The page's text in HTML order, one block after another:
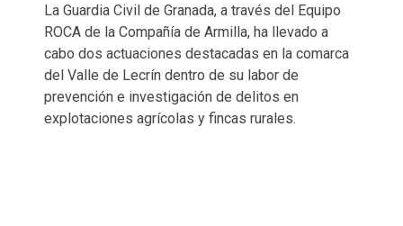
La Guardia Civil de Granada, a través del Equipo
ROCA de la Compañía de Armilla, ha llevado a
cabo dos actuaciones destacadas en la comarca
del Valle de Lecrín dentro de su labor de
prevención e investigación de delitos en
explotaciones agrícolas y fincas rurales.